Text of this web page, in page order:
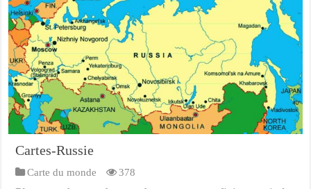
Cartes-Russie
Carte du monde 378